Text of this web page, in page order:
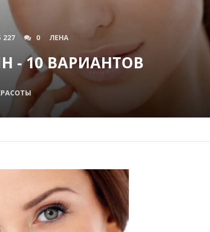
227 0 ЛЕНА
10 ВАРИАНТОВ